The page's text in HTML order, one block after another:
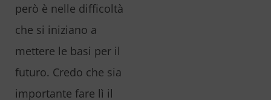
però è nelle difficoltà
che si iniziano a
mettere le basi per il
futuro. Credo che sia
importante fare lì il